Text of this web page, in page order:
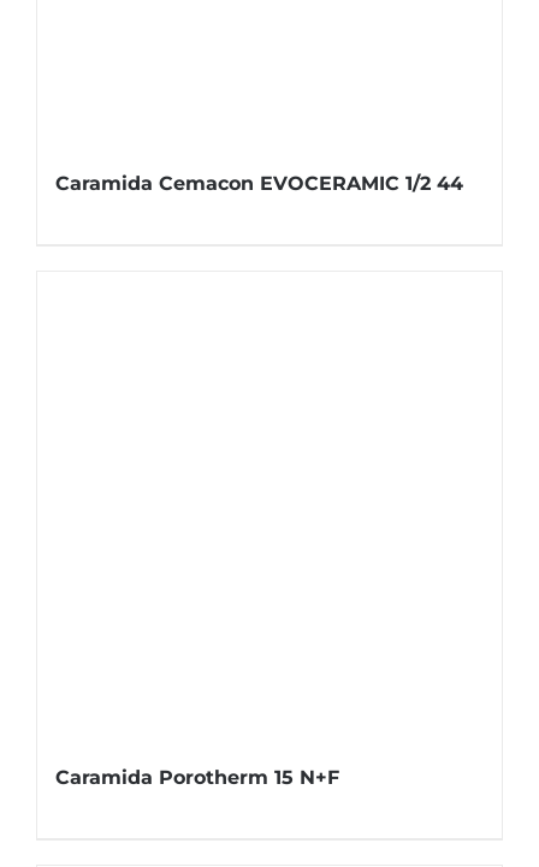
Caramida Cemacon EVOCERAMIC 1/2 44
Caramida Porotherm 15 N+F